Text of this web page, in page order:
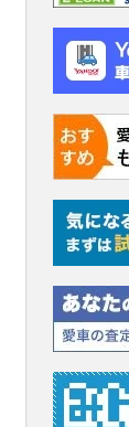
2026.08.07 くる